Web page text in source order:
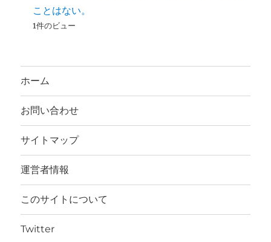
ことはない。
1件のビュー
ホーム
お問い合わせ
サイトマップ
運営者情報
このサイトについて
Twitter